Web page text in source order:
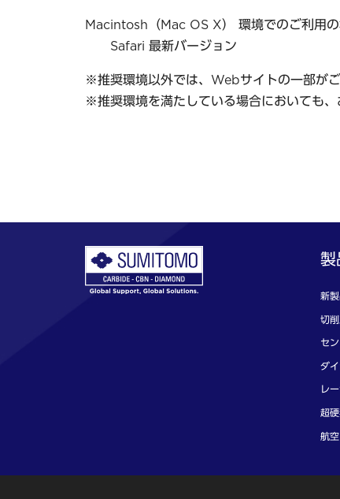
Macintosh（Mac OS X） 環境でのご利用
Safari 最新バージョン
※推奨環境以外では、Webサイトの一部が
※推奨環境を満たしている場合においても
新
切
セ
ダ
レ
超
航